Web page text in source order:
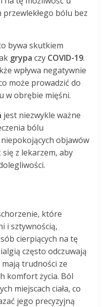
przewlekłego bólu bez
bywa skutkiem
grypa czy COVID-19.
wpływa negatywnie
może prowadzić do
w obrębie mięśni.
jest niezwykle ważne
bólu
objawów
z lekarzem, aby
które
i sztywnością,
cierpiących na tę
często odczuwają
trudności ze
komfort życia. Ból
miejscach ciała, co
jego precyzyjną